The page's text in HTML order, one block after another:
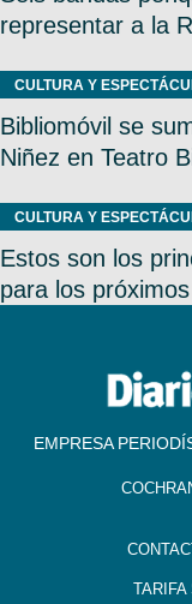
representar a la
CULTURA Y
Bibliomóvil se
Niñez en Teatro
CULTURA Y
Estos son los
para los
EMPRESA
TARIFA